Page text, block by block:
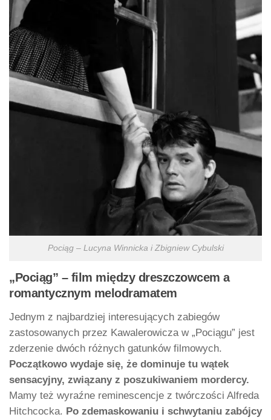
Pociąg – Lucyna Winnicka i Zbigniew Cybulski
„Pociąg” – film między dreszczowcem a
romantycznym melodramatem
Jednym z najbardziej interesujących zabiegów
zastosowanych przez Kawalerowicza w „Pociągu” jest
zderzenie dwóch różnych gatunków filmowych.
Początkowo wydaje się, że dominuje tu wątek
sensacyjny, związany z poszukiwaniem mordercy.
Mamy też wyraźne reminescencje z twórczości Alfreda
Hitchcocka. Po zdemaskowaniu i schwytaniu zabójcy